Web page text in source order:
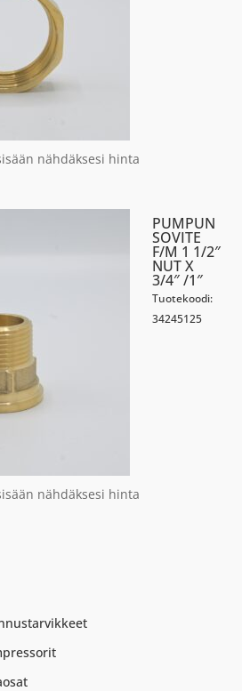
nähdäksesi hinta
PUMPUN
SOVITE
F/M 1 1/2″
NUT X
3/4″ /1″
Tuotekoodi:
34245125
nähdäksesi hinta